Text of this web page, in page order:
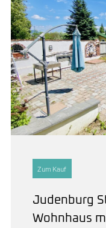
Zum Kauf
Judenburg
Wohnhaus